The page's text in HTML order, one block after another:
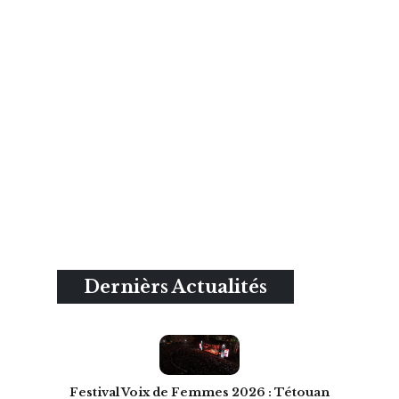
Dernièrs Actualités
Festival Voix de Femmes 2026 : Tétouan